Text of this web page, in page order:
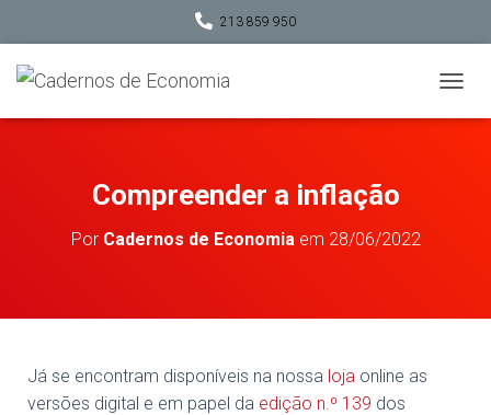
213 859 950
L
Compreender a inflação
Por Cadernos de Economiaem 28/06/2022
Já se encontram disponíveis na nossa loja online as
versões digital e em papel da edição n.º 139 dos